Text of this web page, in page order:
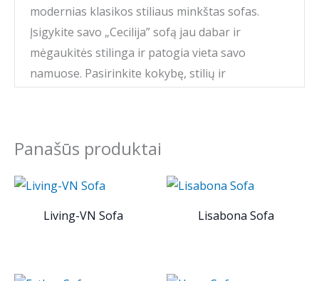
modernias klasikos stiliaus minkštas sofas.
Įsigykite savo „Cecilija” sofą jau dabar ir
mėgaukitės stilinga ir patogia vieta savo
namuose. Pasirinkite kokybę, stilių ir
Panašūs produktai
Living-VN Sofa Lisabona Sofa